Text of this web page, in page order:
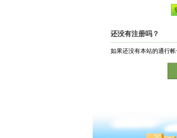
还没有注册吗？
如果还没有本站的通行